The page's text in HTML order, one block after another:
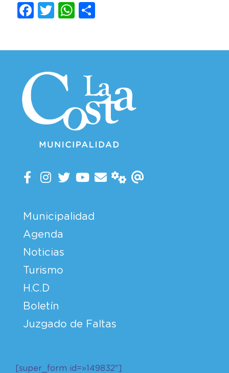
Facebook
TwitterWhatsApp
Municipalidad
Agenda
Noticias
Turismo
H.C.D
Boletín
Juzgado de Faltas
[super_form id=»149832″]